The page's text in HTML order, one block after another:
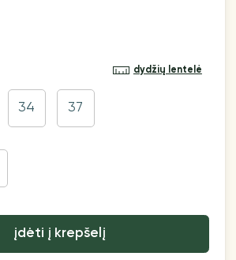
dydžių lentelė
34 37
įdėti į krepšelį